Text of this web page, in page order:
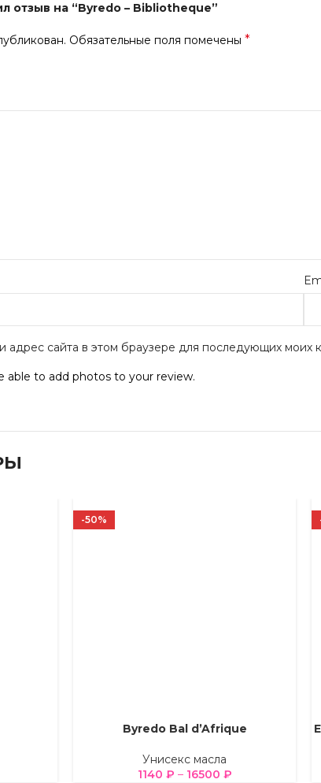
отзыв на “Byredo – Bibliotheque”
Обязательные поля помечены *
адрес сайта в этом браузере для последующих моих
able to add photos to your review.
-50%
ВЫБЕРИТЕ ПАРАМЕТРЫ
Byredo Bal d’Afrique
Унисекс масла
1140 ₽ – 16500 ₽